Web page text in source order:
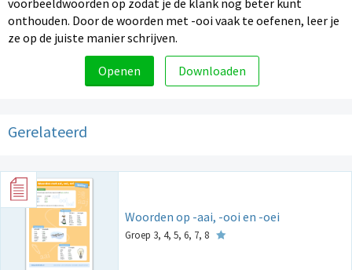
voorbeeldwoorden op zodat je de klank nog beter kunt
onthouden. Door de woorden met -ooi vaak te oefenen, leer je
ze op de juiste manier schrijven.
Openen Downloaden
Gerelateerd
Woorden op -aai, -ooi en -oei
Groep 3, 4, 5, 6, 7, 8